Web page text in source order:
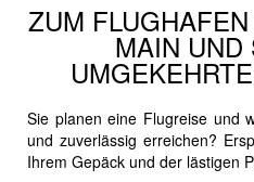
ZUM
MAIN UND
Sie planen eine Flugreise und
und zuverlässig erreichen?
Ihrem Gepäck und der lästigen